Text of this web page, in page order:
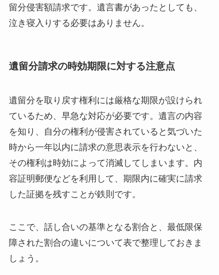
留分侵害額請求です。遺言書があったとしても、
泣き寝入りする必要はありません。
遺留分請求の時効期限に対する注意点
遺留分を取り戻す権利には厳格な期限が設けられ
ているため、早急な対応が必要です。遺言の内容
を知り、自分の権利が侵害されていると気づいた
時から一年以内に請求の意思表示を行わないと、
その権利は時効によって消滅してしまいます。内
容証明郵便などを利用して、期限内に確実に請求
した証拠を残すことが鉄則です。
ここで、話し合いの基準となる割合と、最低限保
障された割合の違いについて表で整理しておきま
しょう。